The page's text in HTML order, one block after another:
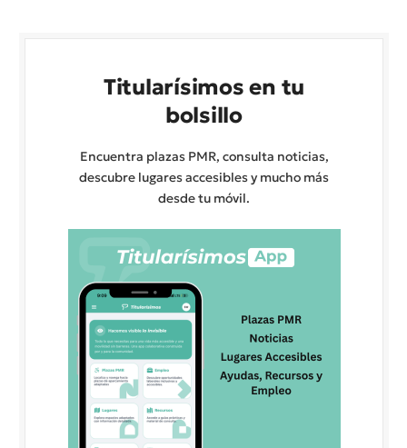
Titularísimos en tu
bolsillo
Encuentra plazas PMR, consulta noticias,
descubre lugares accesibles y mucho más
desde tu móvil.